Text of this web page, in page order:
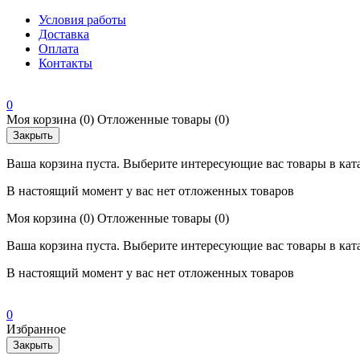
Условия работы
Доставка
Оплата
Контакты
0
Моя корзина (0) Отложенные товары (0)
Закрыть
Ваша корзина пуста. Выберите интересующие вас товары в
В настоящий момент у вас нет отложенных товаров
Моя корзина (0) Отложенные товары (0)
Ваша корзина пуста. Выберите интересующие вас товары в
В настоящий момент у вас нет отложенных товаров
0
Избранное
Закрыть